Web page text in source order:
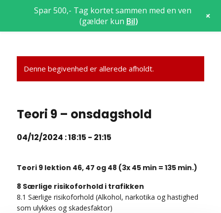
Denne begivenhed er allerede afholdt.
Teori 9 – onsdagshold
04/12/2024 : 18:15 - 21:15
Teori 9 lektion 46, 47 og 48 (3x 45 min = 135 min.)
8 Særlige risikoforhold i trafikken
8.1 Særlige risikoforhold (Alkohol, narkotika og hastighed
som ulykkes og skadesfaktor)
Spar 500,- Tag kortet sammen med en ven
(gælder kun Bil) +